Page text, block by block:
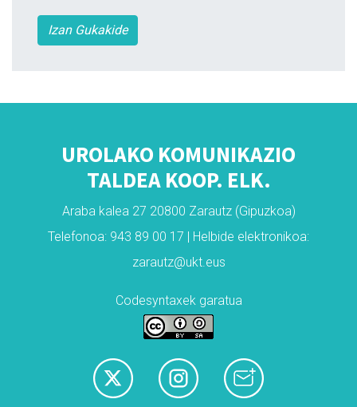
Izan Gukakide
UROLAKO KOMUNIKAZIO
TALDEA KOOP. ELK.
Araba kalea 27 20800 Zarautz (Gipuzkoa)
Telefonoa: 943 89 00 17 | Helbide elektronikoa:
zarautz@ukt.eus
Codesyntaxek garatua